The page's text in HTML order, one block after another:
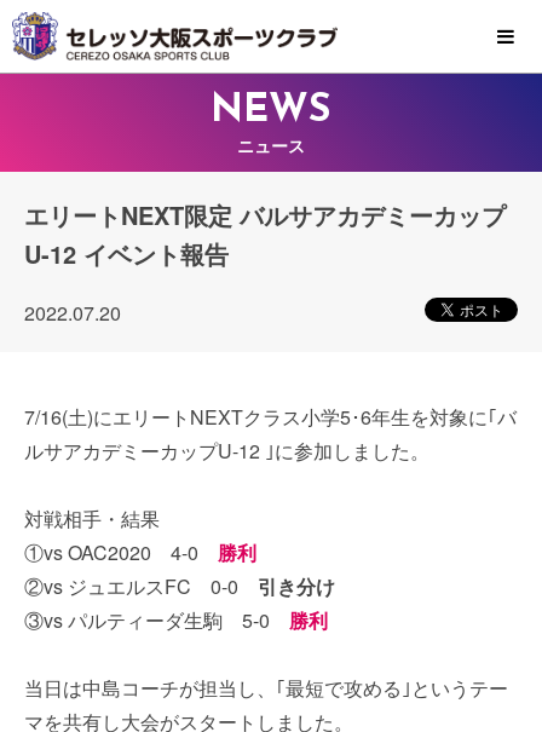
MENU
NEWS
ニュース
エリートNEXT限定 バルサアカデミーカップ
U-12 イベント報告
2022.07.20
7/16(土)にエリートNEXTクラス小学5･6年生を対象に｢バ
ルサアカデミーカップU-12 ｣に参加しました。
対戦相手・結果
①vs OAC2020 4-0 勝利
②vs ジュエルスFC 0-0 引き分け
③vs パルティーダ生駒 5-0 勝利
当日は中島コーチが担当し、｢最短で攻める｣というテー
マを共有し大会がスタートしました。